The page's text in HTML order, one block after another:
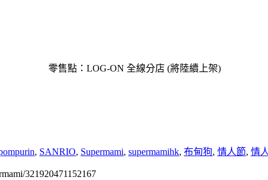
零售點： LOG-ON 全線分店 (將陸續上架)
, SANRIO, Supermami, supermamihk, 布甸狗, 情人節, 情
321920471152167